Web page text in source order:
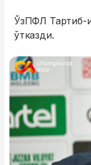
ЎзПФЛ Тартиб-
ўтказди.